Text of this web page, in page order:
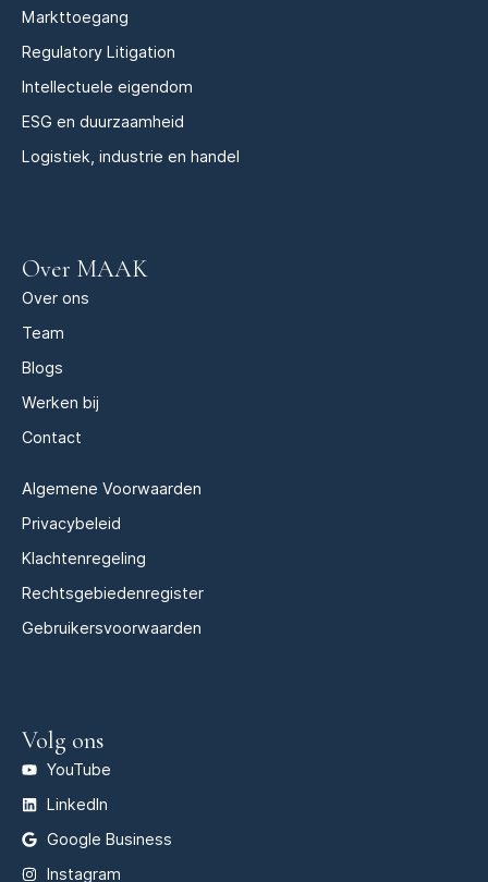
Markttoegang
Regulatory Litigation
Intellectuele eigendom
ESG en duurzaamheid
Logistiek, industrie en handel
Over MAAK
Over ons
Team
Blogs
Werken bij
Contact
Algemene Voorwaarden
Privacybeleid
Klachtenregeling
Rechtsgebiedenregister
Gebruikersvoorwaarden
Volg ons
YouTube
LinkedIn
Google Business
Instagram